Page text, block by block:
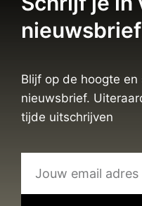
nieuwsbrief
Blijf op de hoogte
nieuwsbrief.
tijde uitschrijven